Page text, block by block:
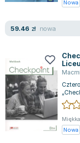
Nowa
59.46 zł nowa
bar...
Miękka
Nowa